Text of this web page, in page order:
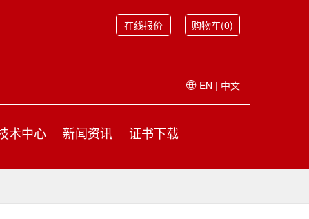
在线报价 购物车(0)
EN | 中文
术中心 新闻资讯
证书下载